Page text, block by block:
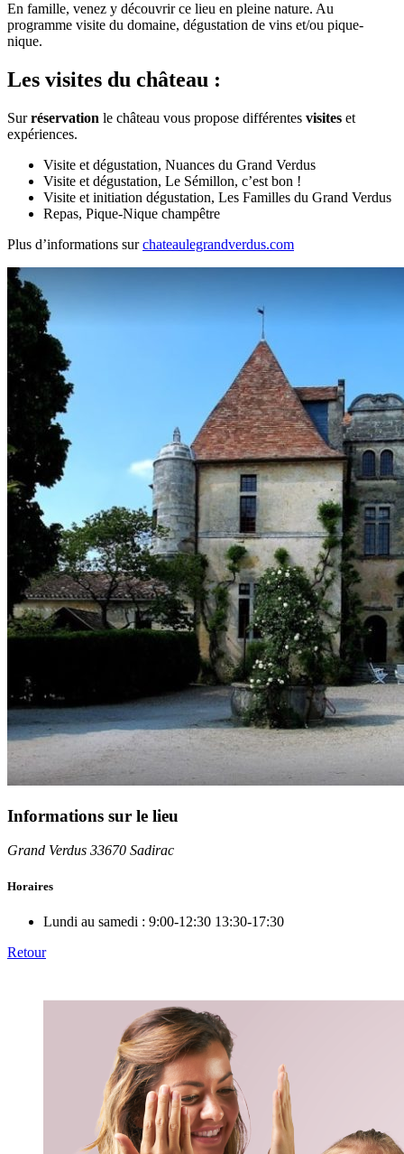
En famille, venez y découvrir ce lieu en pleine nature. Au
programme visite du domaine, dégustation de vins et/ou pique-
nique.
Les visites du château :
Surréservation le château vous propose différentes visites et
expériences.
Visite et dégustation, Nuances du Grand Verdus
Visite et dégustation, Le Sémillon, c’est bon !
Visite et initiation dégustation, Les Familles du Grand Verdus
Repas, Pique-Nique champêtre
Plus d’informations surchateaulegrandverdus.com
Informations sur le lieu
Grand Verdus 33670 Sadirac
Horaires
Lundi au samedi : 9:00-12:30 13:30-17:30
Retour